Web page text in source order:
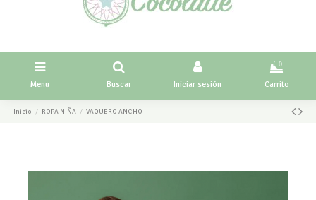
Menu Buscar Iniciar sesión
0
Carrito
Inicio ROPA NIÑA VAQUERO ANCHO